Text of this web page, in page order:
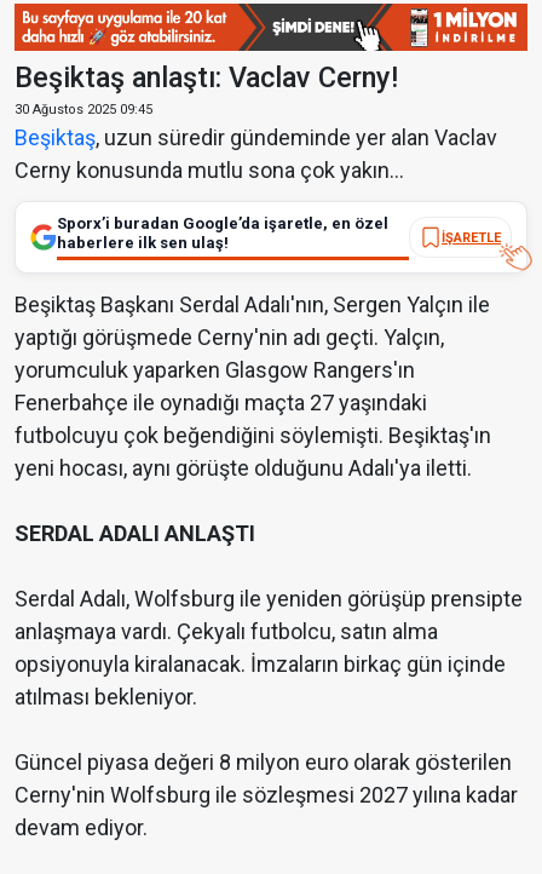
Beşiktaş anlaştı: Vaclav Cerny!
30 Ağustos 2025 09:45
Beşiktaş, uzun süredir gündeminde yer alan Vaclav
Cerny konusunda mutlu sona çok yakın...
Sporx’i buradan Google’da işaretle, en özel
haberlere ilk sen ulaş!
İŞARETLE
Beşiktaş Başkanı Serdal Adalı'nın, Sergen Yalçın ile
yaptığı görüşmede Cerny'nin adı geçti. Yalçın,
yorumculuk yaparken Glasgow Rangers'ın
Fenerbahçe ile oynadığı maçta 27 yaşındaki
futbolcuyu çok beğendiğini söylemişti. Beşiktaş'ın
yeni hocası, aynı görüşte olduğunu Adalı'ya iletti.
SERDAL ADALI ANLAŞTI
Serdal Adalı, Wolfsburg ile yeniden görüşüp prensipte
anlaşmaya vardı. Çekyalı futbolcu, satın alma
opsiyonuyla kiralanacak. İmzaların birkaç gün içinde
atılması bekleniyor.
Güncel piyasa değeri 8 milyon euro olarak gösterilen
Cerny'nin Wolfsburg ile sözleşmesi 2027 yılına kadar
devam ediyor.